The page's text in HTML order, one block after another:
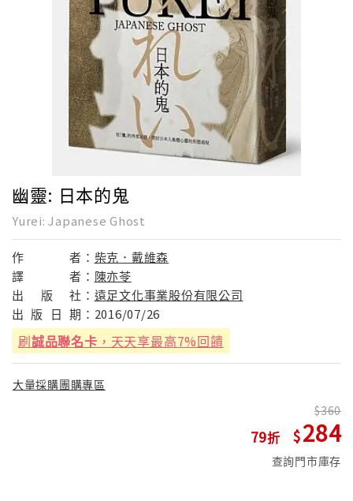
幽靈: 日本的鬼
Yurei: Japanese Ghost
作 者： 柴克．戴維森
譯
者： 陳亦苓
出
版 社： 遠足文化事業股份有限公司
出 版 日 期： 2016/07/26
刷誠品聯名卡 ，天天享最高7%回饋
大量採購團購專區
79
360
284
查詢門市庫存